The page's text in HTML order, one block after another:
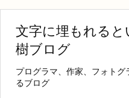
文字に埋もれる
樹ブログ
プログラマ、作家、フォト
るブログ